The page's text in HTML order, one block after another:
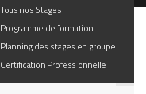
Tous nos Stages
Programme de formation
Planning des stages en groupe
Certification Professionnelle